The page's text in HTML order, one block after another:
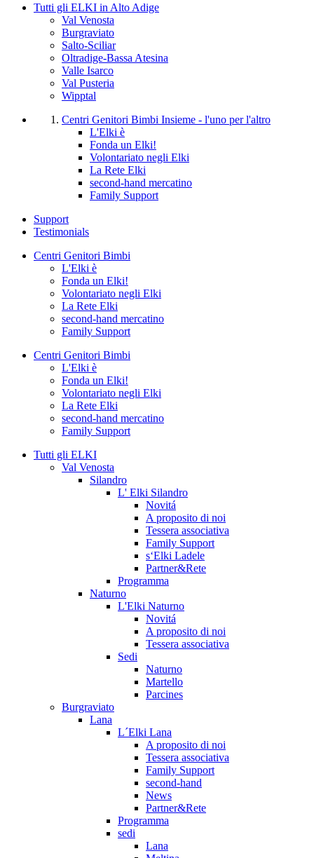
Tutti gli ELKI in Alto Adige
Val Venosta
Burgraviato
Salto-Sciliar
Oltradige-Bassa Atesina
Valle Isarco
Val Pusteria
Wipptal
Centri Genitori Bimbi Insieme - l'uno per l'altro
L'Elki è
Fonda un Elki!
Volontariato negli Elki
La Rete Elki
second-hand mercatino
Family Support
Support
Testimonials
Centri Genitori Bimbi
L'Elki è
Fonda un Elki!
Volontariato negli Elki
La Rete Elki
second-hand mercatino
Family Support
Centri Genitori Bimbi
L'Elki è
Fonda un Elki!
Volontariato negli Elki
La Rete Elki
second-hand mercatino
Family Support
Tutti gli ELKI
Val Venosta
Silandro
L' Elki Silandro
Novitá
A proposito di noi
Tessera associativa
Family Support
s‘Elki Ladele
Partner&Rete
Programma
Naturno
L'Elki Naturno
Novitá
A proposito di noi
Tessera associativa
Sedi
Naturno
Martello
Parcines
Burgraviato
Lana
L´Elki Lana
A proposito di noi
Tessera associativa
Family Support
second-hand
News
Partner&Rete
Programma
sedi
Lana